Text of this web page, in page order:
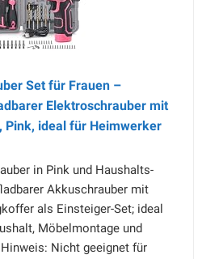
Set für Frauen –
Elektroschrauber mit
Pink, ideal für Heimwerker
in Pink und Haushalts-
Akkuschrauber mit
als Einsteiger-Set; ideal
Möbelmontage und
Nicht geeignet für